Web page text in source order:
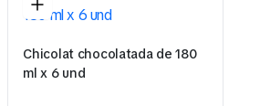
Chicolat chocolatada de 180
ml x 6 und